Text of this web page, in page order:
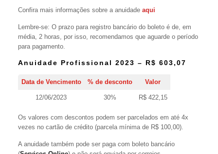
Confira mais informações sobre a anuidadeaqui
Lembre-se: O prazo para registro bancário do boleto é de, em
média, 2 horas, por isso, recomendamos que aguarde o período
para pagamento.
Anuidade Profissional 2023 – R$ 603,07
Data de Vencimento % de desconto Valor
12/06/2023 30% R$ 422,15
Os valores com descontos podem ser parcelados em até 4x
vezes no cartão de crédito (parcela mínima de R$ 100,00).
A anuidade também pode ser paga com boleto bancário